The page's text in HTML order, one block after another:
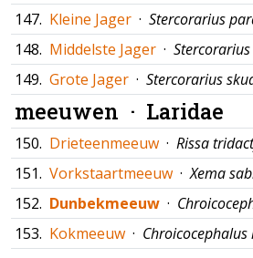
147. Kleine Jager · Stercorarius
148. Middelste Jager ·
149. Grote Jager · Stercorarius
meeuwen · Laridae
150. Drieteenmeeuw · Rissa
151. Vorkstaartmeeuw ·Xema
152. Dunbekmeeuw ·
153. Kokmeeuw ·